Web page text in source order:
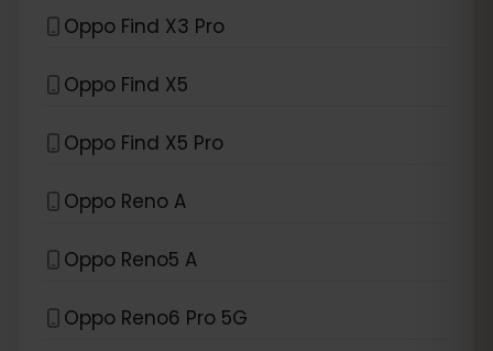
Oppo Find X3 Pro
Oppo Find X5
Oppo Find X5 Pro
Oppo Reno A
Oppo Reno5 A
Oppo Reno6 Pro 5G